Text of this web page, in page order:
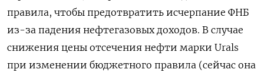
правила, чтобы предотвратить исчерпание ФНБ
из-за падения нефтегазовых доходов. В случае
снижения цены отсечения нефти марки Urals
при изменении бюджетного правила (сейчас она